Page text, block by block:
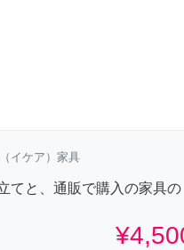
イケア）家具
てと、通販で購入の家具の